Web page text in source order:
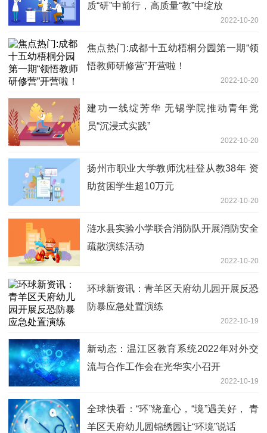
质“研”中前行，高质量“教”中绽放
2022-10-20
焦点热门:成都十五幼梧桐分园第一期“领
悟教师研修营”开营啦！
2022-10-20
建功一线绽芳华 无锡学院推动青年党
员“沉浸式实践”
2022-10-20
扬州市职业大学教师沈桂登从教38年 资
助贫困学生超10万元
2022-10-20
涟水县实验小学联合消防队开展消防安全
疏散演练活动
2022-10-20
环球新资讯：青羊区天府幼儿园开展反恐
防暴应急处置演练
2022-10-19
新动态：温江区教育系统2022年对外交
流与合作工作会在光华实小召开
2022-10-19
全球快看：“环”绕童心，“境”遇美好， 青
羊区天府幼儿园锦绣园让“环境”说话